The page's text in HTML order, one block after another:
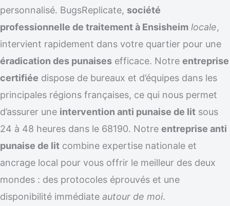
personnalisé. BugsReplicate, société
professionnelle de traitement à Ensisheim locale,
intervient rapidement dans votre quartier pour une
éradication des punaises efficace. Notre entreprise
certifiée dispose de bureaux et d’équipes dans les
principales régions françaises, ce qui nous permet
d’assurer une intervention anti punaise de lit sous
24 à 48 heures dans le 68190. Notre entreprise anti
punaise de lit combine expertise nationale et
ancrage local pour vous offrir le meilleur des deux
mondes : des protocoles éprouvés et une
disponibilité immédiate autour de moi.